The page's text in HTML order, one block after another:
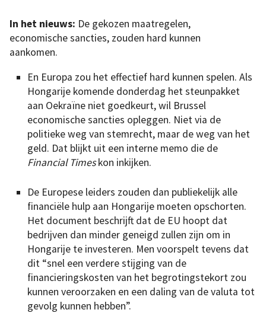
In het nieuws: De gekozen maatregelen,
economische sancties, zouden hard kunnen
aankomen.
En Europa zou het effectief hard kunnen spelen. Als
Hongarije komende donderdag het steunpakket
aan Oekraïne niet goedkeurt, wil Brussel
economische sancties opleggen. Niet via de
politieke weg van stemrecht, maar de weg van het
geld. Dat blijkt uit een interne memo die de
Financial Timeskon inkijken.
De Europese leiders zouden dan publiekelijk alle
financiële hulp aan Hongarije moeten opschorten.
Het document beschrijft dat de EU hoopt dat
bedrijven dan minder geneigd zullen zijn om in
Hongarije te investeren. Men voorspelt tevens dat
dit “snel een verdere stijging van de
financieringskosten van het begrotingstekort zou
kunnen veroorzaken en een daling van de valuta tot
gevolg kunnen hebben”.